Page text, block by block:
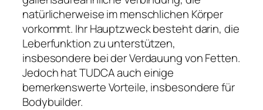
natürlicherweise im menschlichen Körper
vorkommt. Ihr Hauptzweck besteht darin, die
Leberfunktion zu unterstützen,
insbesondere bei der Verdauung von Fetten.
Jedoch hat TUDCA auch einige
bemerkenswerte Vorteile, insbesondere für
Bodybuilder.